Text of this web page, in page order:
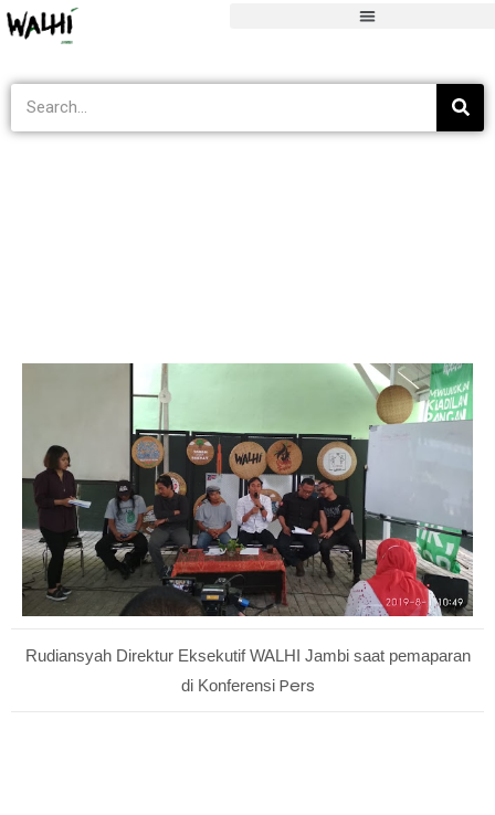
Blog
> Kejahatan Korporasi > Siaran Pers WALHI – KARHUTLA &
Rudiansyah Direktur Eksekutif WALHI Jambi saat pemaparan
di KonferensiPers